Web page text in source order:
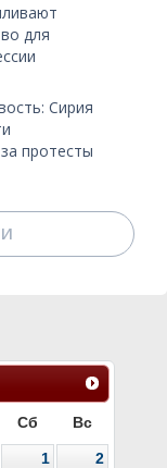
для
Сирия
протесты
Сб Вс
1
2